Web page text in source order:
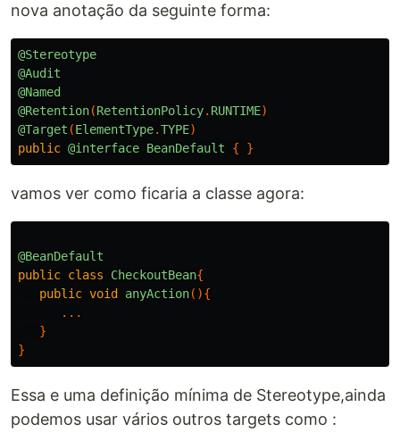
nova anotação da seguinte forma:
@Stereotype
@Audit
@Named
@Retention(RetentionPolicy. RUNTIME)
@Target (ElementType.TYPE)
public @interface BeanDefault { }
vamos ver como ficaria a classe agora:
@BeanDefault
public class CheckoutBean{
public void anyAction(){
...
}
}
Essa e uma definição mínima de Stereotype,ainda
podemos usar vários outros targets como :